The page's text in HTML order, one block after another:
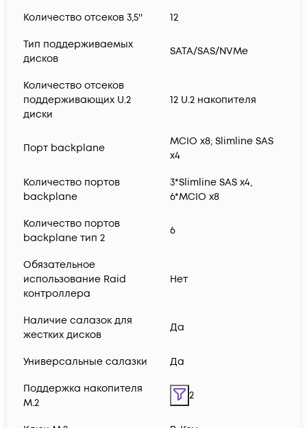
Количество отсеков 3,5'' 12
Тип поддерживаемых
дисков
SATA/SAS/NVMe
Количество отсеков
поддерживающих U.2
диски
12 U.2 накопителя
Порт backplane
MCIO x8; Slimline SAS
x4
Количество портов
backplane
3*Slimline SAS x4,
6*MCIO x8
Количество портов
backplane тип 2
6
Обязательное
использование Raid
контроллера
Нет
Наличие салазок для
жестких дисков
Да
Универсальные салазки Да
Поддержка накопителя
M.2
2